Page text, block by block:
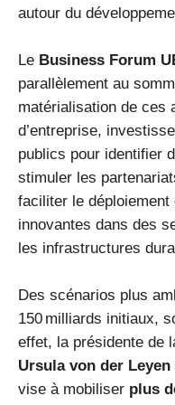
autour du
Le Business Forum
parallèlement au
matérialisation de ces
d’entreprise,
publics pour identifier
stimuler les
faciliter le
innovantes dans des
les infrastructures
Des scénarios plus
150 milliards initiaux,
effet, la présidente de
Ursula von der Leyen
vise à mobiliser plus